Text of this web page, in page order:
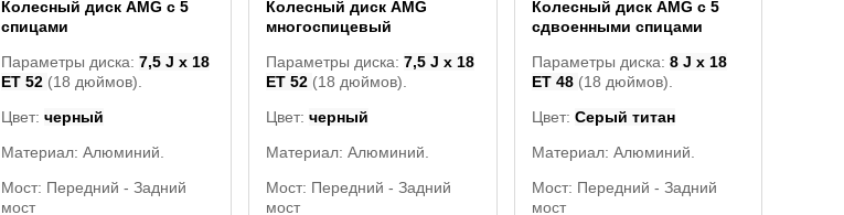
Колесный диск AMG с 5
спицами
Параметры диска:7,5 J x 18
ET 52 (18 дюймов).
Цвет:черный
Материал: Алюминий.
Мост: Передний - Задний
мост
Колесный диск AMG
многоспицевый
Параметры диска:7,5 J x 18
ET 52 (18 дюймов).
Цвет:черный
Материал: Алюминий.
Мост: Передний - Задний
мост
Колесный диск AMG с 5
сдвоенными спицами
Параметры диска: 8 J x 18
ET 48 (18 дюймов).
Цвет: Серый титан
Материал: Алюминий.
Мост: Передний - Задний
мост